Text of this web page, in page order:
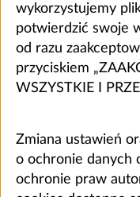
wykorzystujemy
potwierdzić swoje
od razu
przyciskiem
WSZYSTKIE I
Zmiana ustawień
o ochronie danych
ochronie praw